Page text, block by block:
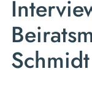
Schmidt